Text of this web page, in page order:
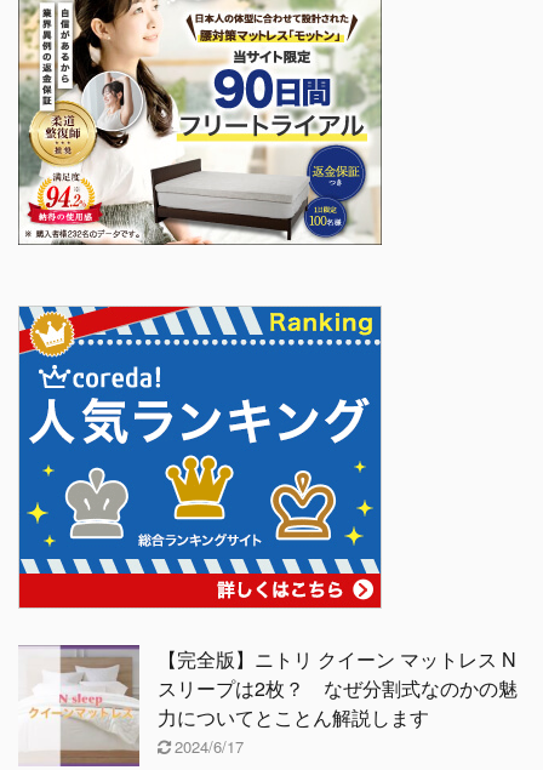
【完全版】ニトリ クイーン マットレス N
スリープは2枚？ なぜ分割式なのかの魅
力についてとことん解説します
2024/6/17